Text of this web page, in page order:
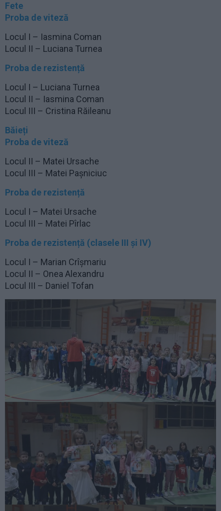
Fete
Proba de viteză
Locul I – Iasmina Coman
Locul II – Luciana Turnea
Proba de rezistență
Locul I – Luciana Turnea
Locul II – Iasmina Coman
Locul III – Cristina Răileanu
Băieți
Proba de viteză
Locul II – Matei Ursache
Locul III – Matei Pașniciuc
Proba de rezistență
Locul I – Matei Ursache
Locul III – Matei Pîrlac
Proba de rezistență (clasele III și IV)
Locul I – Marian Crîșmariu
Locul II – Onea Alexandru
Locul III – Daniel Tofan